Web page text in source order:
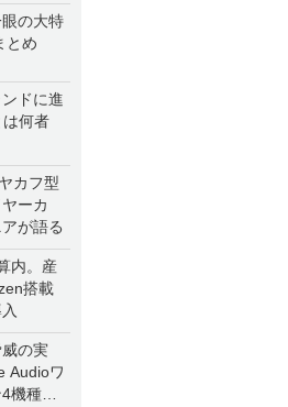
の大特
とめ
ドに進
何者
カフ型
ーカ
が語る
内。産
搭載
の実
Audioワ
機種を